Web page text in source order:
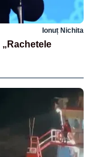
Ionuț Nichita